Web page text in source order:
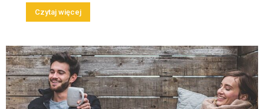
Czytaj więcej